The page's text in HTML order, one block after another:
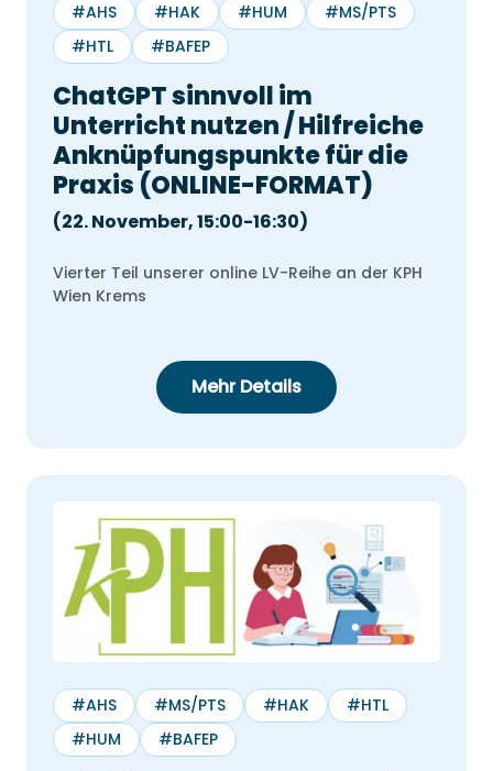
#AHS #HAK #HUM
#MS/PTS
#HTL
#BAFEP
ChatGPT sinnvoll im
Unterricht nutzen / Hilfreiche
Anknüpfungspunkte für die
Praxis (ONLINE-FORMAT)
(22. November, 15:00-16:30)
Vierter Teil unserer online LV-Reihe an der KPH
Wien Krems
Mehr Details
#AHS #MS/PTS #HAK
#HTL
#HUM
#BAFEP